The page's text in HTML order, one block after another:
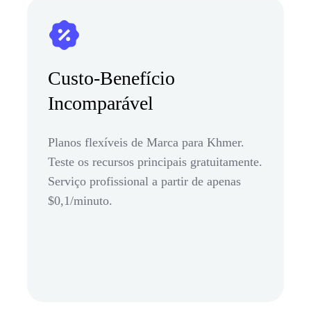
Custo-Benefício
Incomparável
Planos flexíveis de Marca para Khmer.
Teste os recursos principais gratuitamente.
Serviço profissional a partir de apenas
$0,1/minuto.